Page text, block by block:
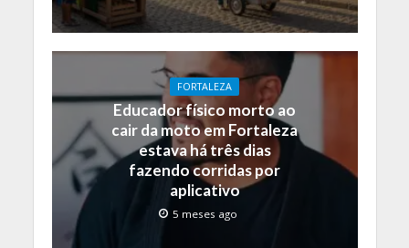
FORTALEZA
Educador físico morto ao
cair da moto em Fortaleza
estava há três dias
fazendo corridas por
aplicativo
5 meses ago